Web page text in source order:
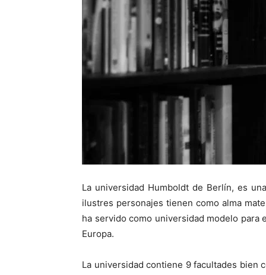
La universidad Humboldt de Berlín, es
ilustres personajes tienen como alma
ha servido como universidad modelo
Europa.
La universidad contiene 9 facultades bien